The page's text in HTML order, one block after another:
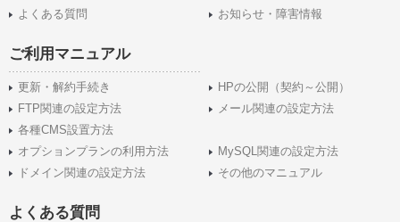
よくある質問
お知らせ・障害情報
ご利用マニュアル
更新・解約手続き
HPの公開（契約～公開）
FTP関連の設定方法
メール関連の設定方法
各種CMS設置方法
オプションプランの利用方法
MySQL関連の設定方法
ドメイン関連の設定方法
その他のマニュアル
よくある質問